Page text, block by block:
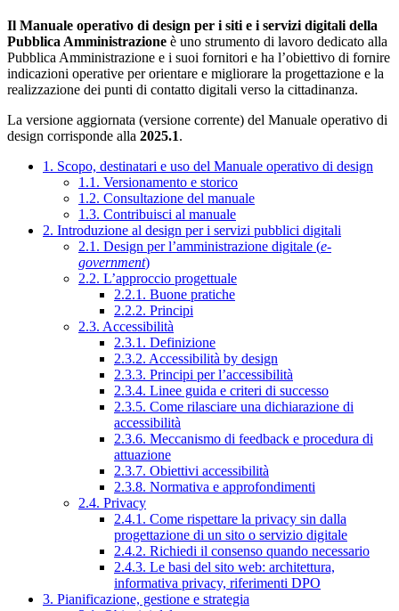
Il Manuale operativo di design per i siti e i servizi digitali della
Pubblica Amministrazione è uno strumento di lavoro dedicato alla
Pubblica Amministrazione e i suoi fornitori e ha l’obiettivo di fornire
indicazioni operative per orientare e migliorare la progettazione e la
realizzazione dei punti di contatto digitali verso la cittadinanza.
La versione aggiornata (versione corrente) del Manuale operativo di
design corrisponde alla 2025.1.
1. Scopo, destinatari e uso del Manuale operativo di design
1.1. Versionamento e storico
1.2. Consultazione del manuale
1.3. Contribuisci al manuale
2. Introduzione al design per i servizi pubblici digitali
2.1. Design per l’amministrazione digitale (e-
government)
2.2. L’approccio progettuale
2.2.1. Buone pratiche
2.2.2. Principi
2.3. Accessibilità
2.3.1. Definizione
2.3.2. Accessibilità by design
2.3.3. Principi per l’accessibilità
2.3.4. Linee guida e criteri di successo
2.3.5. Come rilasciare una dichiarazione di
accessibilità
2.3.6. Meccanismo di feedback e procedura di
attuazione
2.3.7. Obiettivi accessibilità
2.3.8. Normativa e approfondimenti
2.4. Privacy
2.4.1. Come rispettare la privacy sin dalla
progettazione di un sito o servizio digitale
2.4.2. Richiedi il consenso quando necessario
2.4.3. Le basi del sito web: architettura,
informativa privacy, riferimenti DPO
3. Pianificazione, gestione e strategia